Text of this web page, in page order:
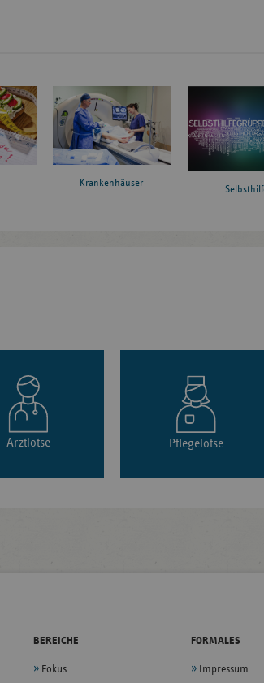
Krankenhäuser
Arztlotse Pflegelotse
BEREICHE
Fokus
FORMALES
Impressum